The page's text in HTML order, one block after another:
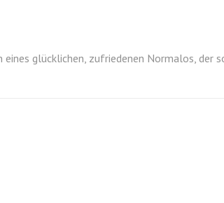
eines glücklichen, zufriedenen Normalos, der